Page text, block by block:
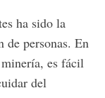
ha sido la
de personas. En
es fácil
del